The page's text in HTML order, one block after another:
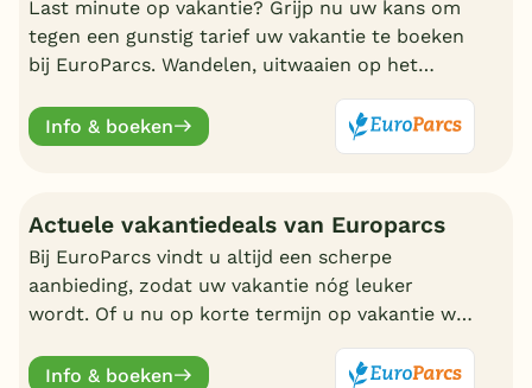
Last minute op vakantie? Grijp nu uw kans om
tegen een gunstig tarief uw vakantie te boeken
bij EuroParcs. Wandelen, uitwaaien op het
eigen bungalow
Info & boeken
Actuele vakantiedeals van Europarcs
Bij EuroParcs vindt u altijd een scherpe
aanbieding, zodat uw vakantie nóg leuker
wordt. Of u nu op korte termijn op vakantie wilt
actuele vakantiedeals.
Info & boeken